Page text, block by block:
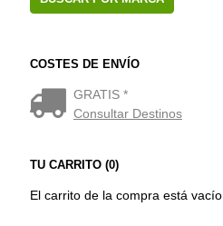
COSTES DE ENVÍO
GRATIS *
Consultar Destinos
TU CARRITO (0)
El carrito de la compra está vacío